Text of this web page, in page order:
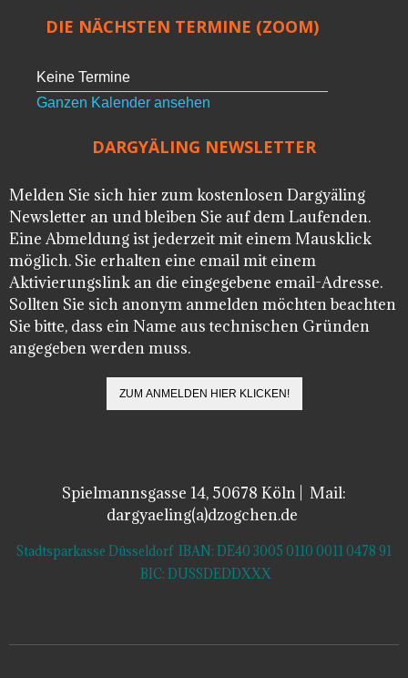
DIE NÄCHSTEN TERMINE (ZOOM)
Keine Termine
Ganzen Kalender ansehen
DARGYÄLING NEWSLETTER
Melden Sie sich hier zum kostenlosen Dargyäling
Newsletter an und bleiben Sie auf dem Laufenden.
Eine Abmeldung ist jederzeit mit einem Mausklick
möglich. Sie erhalten eine email mit einem
Aktivierungslink an die eingegebene email-Adresse.
Sollten Sie sich anonym anmelden möchten beachten
Sie bitte, dass ein Name aus technischen Gründen
angegeben werden muss.
Spielmannsgasse 14, 50678 Köln | Mail:
dargyaeling(a)dzogchen.de
Stadtsparkasse Düsseldorf IBAN: DE40 3005 0110 0011 0478 91
BIC: DUSSDEDDXXX